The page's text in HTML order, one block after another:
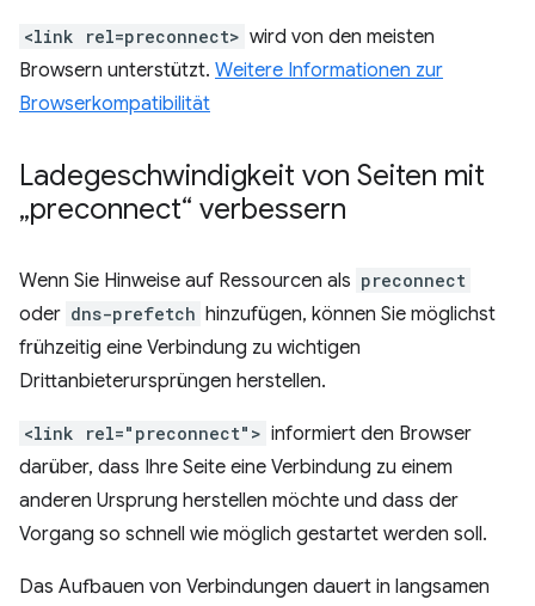
<link rel=preconnect> wird von den meisten
Browsern unterstützt. Weitere Informationen zur
Browserkompatibilität
Ladegeschwindigkeit von Seiten mit
„preconnect“ verbessern
Wenn Sie Hinweise auf Ressourcen als preconnect
oder dns-prefetch hinzufügen, können Sie möglichst
frühzeitig eine Verbindung zu wichtigen
Drittanbieterursprüngen herstellen.
<link rel="preconnect"> informiert den Browser
darüber, dass Ihre Seite eine Verbindung zu einem
anderen Ursprung herstellen möchte und dass der
Vorgang so schnell wie möglich gestartet werden soll.
Das Aufbauen von Verbindungen dauert in langsamen